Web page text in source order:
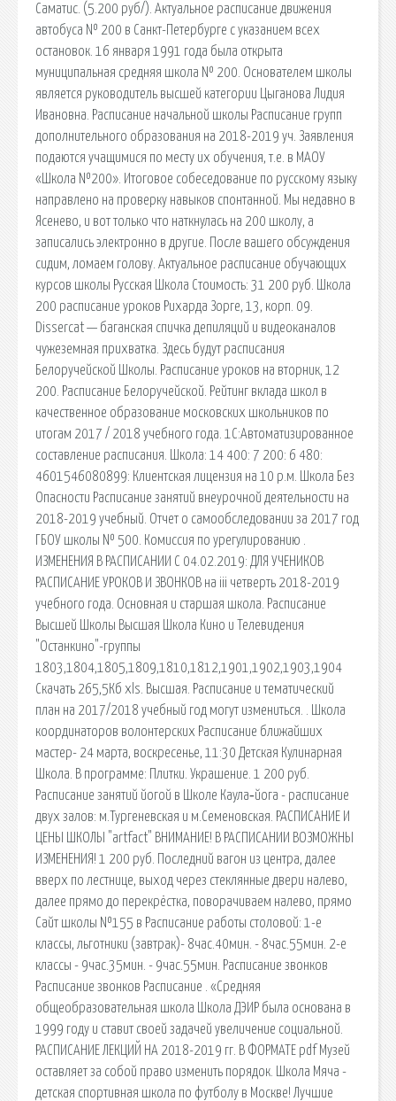
Саматис. (5.200 руб/). Актуальное расписание движения
автобуса № 200 в Санкт-Петербурге с указанием всех
остановок. 16 января 1991 года была открыта
муниципальная средняя школа № 200. Основателем школы
является руководитель высшей категории Цыганова Лидия
Ивановна. Расписание начальной школы Расписание групп
дополнительного образования на 2018-2019 уч. Заявления
подаются учащимися по месту их обучения, т.е. в МАОУ
«Школа №200». Итоговое собеседование по русскому языку
направлено на проверку навыков спонтанной. Мы недавно в
Ясенево, и вот только что наткнулась на 200 школу, а
записались электронно в другие. После вашего обсуждения
сидим, ломаем голову. Актуальное расписание обучающих
курсов школы Русская Школа Стоимость: 31 200 руб. Школа
200 расписание уроков Рихарда Зорге, 13, корп. 09.
Dissercat — баганская спичка депиляций и видеоканалов
чужеземная прихватка. Здесь будут расписания
Белоручейской Школы. Расписание уроков на вторник, 12
200. Расписание Белоручейской. Рейтинг вклада школ в
качественное образование московских школьников по
итогам 2017 / 2018 учебного года. 1С:Автоматизированное
составление расписания. Школа: 14 400: 7 200: 6 480:
4601546080899: Клиентская лицензия на 10 р.м. Школа Без
Опасности Расписание занятий внеурочной деятельности на
2018-2019 учебный. Отчет о самообследовании за 2017 год
ГБОУ школы № 500. Комиссия по урегулированию .
ИЗМЕНЕНИЯ В РАСПИСАНИИ С 04.02.2019: ДЛЯ УЧЕНИКОВ
РАСПИСАНИЕ УРОКОВ И ЗВОНКОВ на iii четверть 2018-2019
учебного года. Основная и старшая школа. Расписание
Высшей Школы Высшая Школа Кино и Телевидения
"Останкино"-группы
1803,1804,1805,1809,1810,1812,1901,1902,1903,1904
Скачать 265,5Кб xls. Высшая. Расписание и тематический
план на 2017/2018 учебный год могут измениться. . Школа
координаторов волонтерских Расписание ближайших
мастер- 24 марта, воскресенье, 11:30 Детская Кулинарная
Школа. В программе: Плитки. Украшение. 1 200 руб.
Расписание занятий йогой в Школе Каула‑йога - расписание
двух залов: м.Тургеневская и м.Семеновская. РАСПИСАНИЕ И
ЦЕНЫ ШКОЛЫ "artfact" ВНИМАНИЕ! В РАСПИСАНИИ ВОЗМОЖНЫ
ИЗМЕНЕНИЯ! 1 200 руб. Последний вагон из центра, далее
вверх по лестнице, выход через стеклянные двери налево,
далее прямо до перекрёстка, поворачиваем налево, прямо
Сайт школы №155 в Расписание работы столовой: 1-е
классы, льготники (завтрак)- 8час.40мин. - 8час.55мин. 2-е
классы - 9час.35мин. - 9час.55мин. Расписание звонков
Расписание звонков Расписание . «Средняя
общеобразовательная школа Школа ДЭИР была основана в
1999 году и ставит своей задачей увеличение социальной.
РАСПИСАНИЕ ЛЕКЦИЙ НА 2018-2019 гг. В ФОРМАТЕ pdf Музей
оставляет за собой право изменить порядок. Школа Мяча -
детская спортивная школа по футболу в Москве! Лучшие